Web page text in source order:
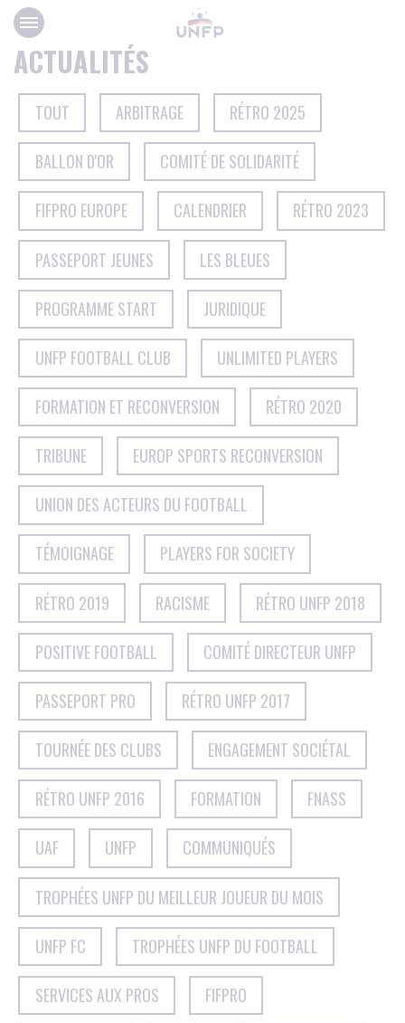
Panneau de gestion des cookies
ACTUALITÉS
TOUT ARBITRAGE RÉTRO 2025
BALLON D'OR COMITÉ DE SOLIDARITÉ
FIFPRO EUROPE CALENDRIER RÉTRO 2023
PASSEPORT JEUNES LES BLEUES
PROGRAMME START JURIDIQUE
UNFP FOOTBALL CLUB UNLIMITED PLAYERS
FORMATION ET RECONVERSION RÉTRO 2020
TRIBUNE EUROP SPORTS RECONVERSION
UNION DES ACTEURS DU FOOTBALL
TÉMOIGNAGE PLAYERS FOR SOCIETY
RÉTRO 2019 RACISME RÉTRO UNFP 2018
POSITIVE FOOTBALL COMITÉ DIRECTEUR UNFP
PASSEPORT PRO RÉTRO UNFP 2017
TOURNÉE DES CLUBS ENGAGEMENT SOCIÉTAL
RÉTRO UNFP 2016 FORMATION FNASS
UAF UNFP COMMUNIQUÉS
TROPHÉES UNFP DU MEILLEUR JOUEUR DU MOIS
UNFP FC TROPHÉES UNFP DU FOOTBALL
SERVICES AUX PROS FIFPRO